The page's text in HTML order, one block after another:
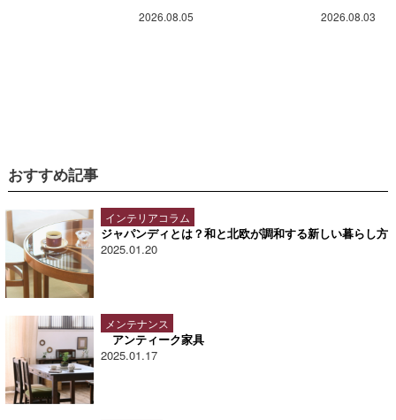
2026.08.05
2026.08.03
おすすめ記事
インテリアコラム
ジャパンディとは？和と北欧が調和する新しい暮らし方
2025.01.20
メンテナンス
アンティーク家具
2025.01.17